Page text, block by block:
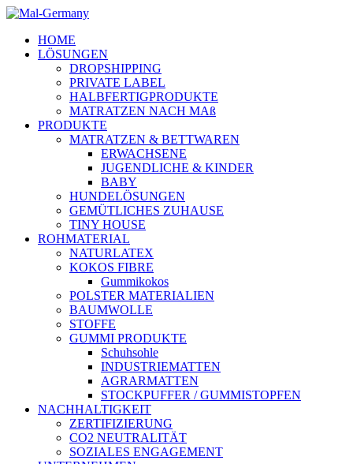
HOME
LÖSUNGEN
DROPSHIPPING
PRIVATE LABEL
HALBFERTIGPRODUKTE
MATRATZEN NACH MAß
PRODUKTE
MATRATZEN & BETTWAREN
ERWACHSENE
JUGENDLICHE & KINDER
BABY
HUNDELÖSUNGEN
GEMÜTLICHES ZUHAUSE
TINY HOUSE
ROHMATERIAL
NATURLATEX
KOKOS FIBRE
Gummikokos
POLSTER MATERIALIEN
BAUMWOLLE
STOFFE
GUMMI PRODUKTE
Schuhsohle
INDUSTRIEMATTEN
AGRARMATTEN
STOCKPUFFER / GUMMISTOPFEN
NACHHALTIGKEIT
ZERTIFIZIERUNG
CO2 NEUTRALITÄT
SOZIALES ENGAGEMENT